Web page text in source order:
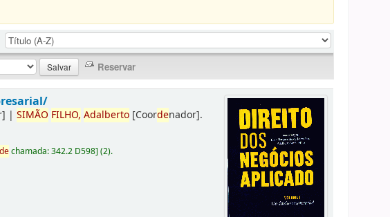
|SIMÃO FILHO, Adalberto [Coordenador].
dechamada:342.2 D598](2).